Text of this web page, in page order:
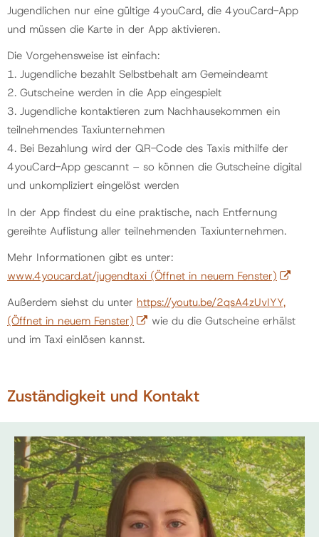
Jugendlichen nur eine gültige 4youCard, die 4youCard-App
und müssen die Karte in der App aktivieren.
Die Vorgehensweise ist einfach:
1. Jugendliche bezahlt Selbstbehalt am Gemeindeamt
2. Gutscheine werden in die App eingespielt
3. Jugendliche kontaktieren zum Nachhausekommen ein
teilnehmendes Taxiunternehmen
4. Bei Bezahlung wird der QR-Code des Taxis mithilfe der
4youCard-App gescannt – so können die Gutscheine digital
und unkompliziert eingelöst werden
In der App findest du eine praktische, nach Entfernung
gereihte Auflistung aller teilnehmenden Taxiunternehmen.
Mehr Informationen gibt es unter:
www.4youcard.at/jugendtaxi (Öffnet in neuem Fenster)
Außerdem siehst du unter https://youtu.be/2qsA4zUvIYY,
(Öffnet in neuem Fenster)
wie du die Gutscheine erhälst
und im Taxi einlösen kannst.
Zuständigkeit und Kontakt